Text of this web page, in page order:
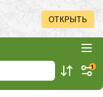
ОТКРЫТЬ
1